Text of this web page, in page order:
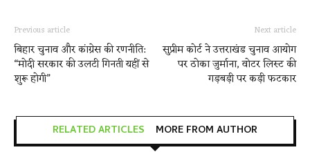
Previous article
बिहार चुनाव और कांग्रेस की रणनीति:
“मोदी सरकार की उलटी गिनती यहीं से
शुरू होगी”
Next article
सुप्रीम कोर्ट ने उत्तराखंड चुनाव आयोग
पर ठोका जुर्माना, वोटर लिस्ट की
गड़बड़ी पर कड़ी फटकार
RELATED ARTICLES MORE FROM AUTHOR